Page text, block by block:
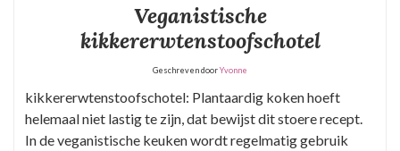
Veganistische
kikkererwtenstoofschotel
Geschreven doorYvonne
kikkererwtenstoofschotel: Plantaardig koken hoeft
helemaal niet lastig te zijn, dat bewijst dit stoere recept.
In de veganistische keuken wordt regelmatig gebruik